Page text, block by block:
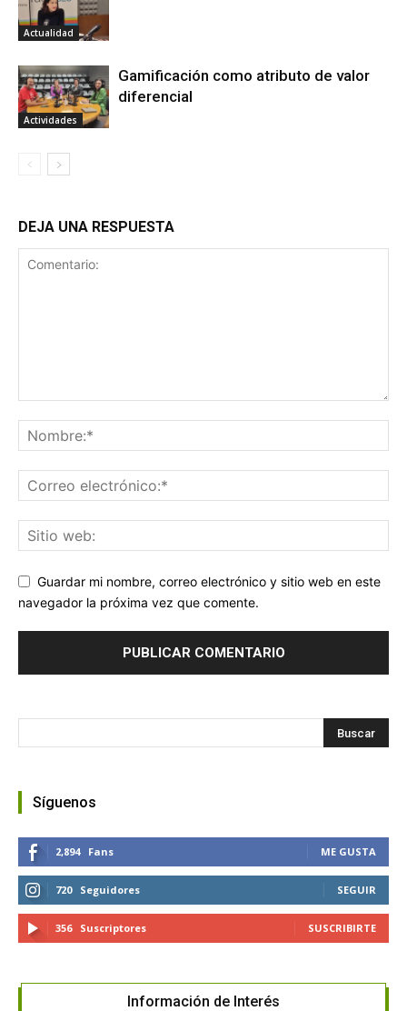
Actualidad
Actividades
Gamificación como atributo de valor
diferencial
DEJA UNA RESPUESTA
Guardar mi nombre, correo electrónico y sitio web en este
navegador la próxima vez que comente.
Síguenos
2,894 Fans ME GUSTA
720 Seguidores SEGUIR
356 Suscriptores SUSCRIBIRTE
Información de Interés